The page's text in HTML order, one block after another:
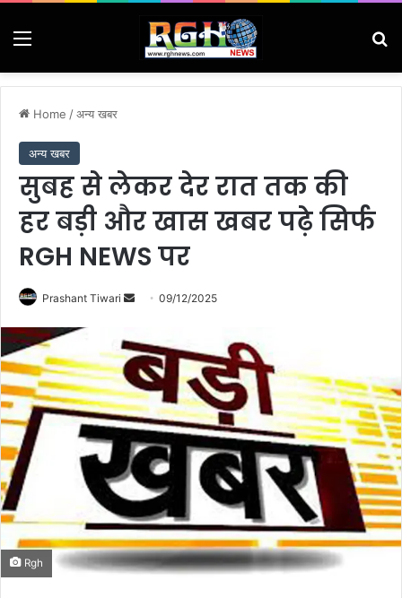
Menu
Home /अन्य खबर
अन्य खबर
सुबह से लेकर देर रात तक की
हर बड़ी और खास खबर पढ़े सिर्फ
RGH NEWS पर
Prashant Tiwari
Send
email
09/12/2025
Rgh